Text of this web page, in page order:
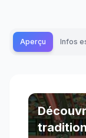
Aperçu Infos